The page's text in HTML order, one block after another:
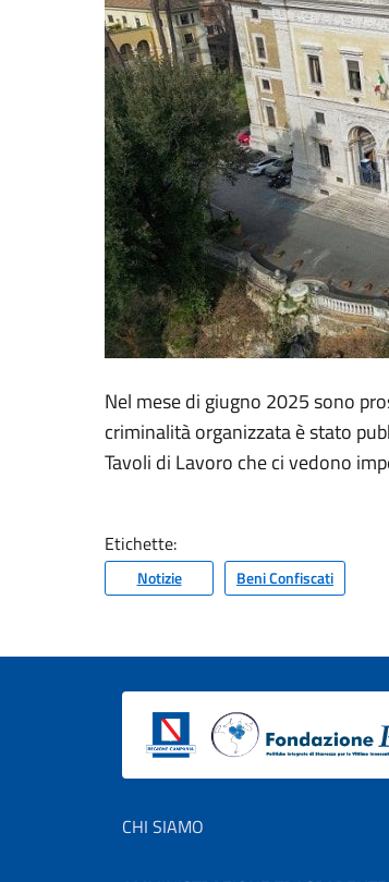
Nel mese di giugno 2025 sono
criminalità organizzata è stato
Tavoli di Lavoro che ci vedono
Etichette:
Notizie Beni Confiscati
Footer menu
CHI SIAMO